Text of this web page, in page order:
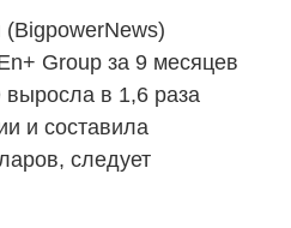
Group за 9 месяцев
в 1,6 раза
и составила
следует